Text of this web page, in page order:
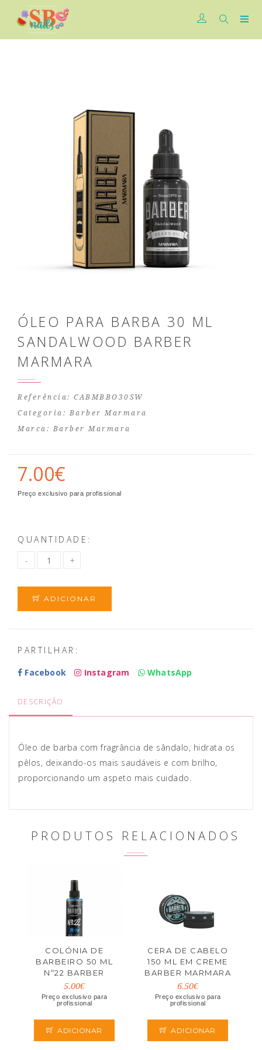
ÓLEO PARA BARBA 30 ML
SANDALWOOD BARBER
MARMARA
Referência: CABMBBO30SW
Categoria: Barber Marmara
Marca: Barber Marmara
7.00€
Preço exclusivo para profissional
QUANTIDADE:
ADICIONAR
PARTILHAR:
Facebook
Instagram WhatsApp
DESCRIÇÃO
Óleo de barba com fragrância de sândalo, hidrata os
pêlos, deixando-os mais saudáveis e com brilho,
proporcionando um aspeto mais cuidado.
PRODUTOS RELACIONADOS
COLÓNIA DE
BARBEIRO 50 ML
Nº22 BARBER
MARMARA
5.00€
Preço exclusivo para
profissional
ADICIONAR
CERA DE CABELO
150 ML EM CREME
BARBER MARMARA
6.50€
Preço exclusivo para
profissional
ADICIONAR